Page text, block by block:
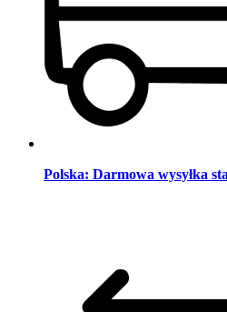
Polska: Darmowa wysyłka